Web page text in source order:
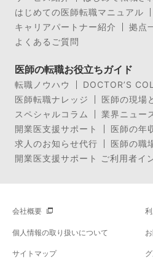
はじめての医師転職マニュアル
キャリアパートナー紹介
拠点
よくあるご質問
医師の転職お役立ちガイド
転職ノウハウ
DOCTOR’S
医師転職ナレッジ
医師の現場
スペシャルコラム
業界ニュー
開業医支援サポート
医師の年
求人のお知らせ代行
医師の職
開業医支援サポート ご利用者イ
会社概要
個人情報の取り扱いについて
サイトマップ